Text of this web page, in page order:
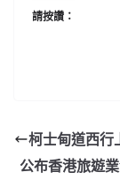
請按讚：
柯士甸道西行
公布香港旅遊